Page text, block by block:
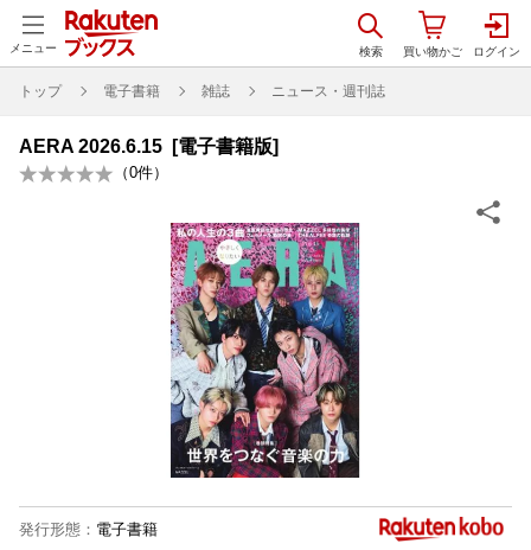
メニュー
トップ 電子書籍 雑誌 ニュース・週刊誌
AERA 2026.6.15 [電子書籍版]
（0件）
発行形態 ： 電子書籍